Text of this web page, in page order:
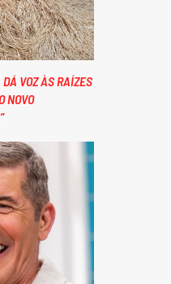
VOZ ÀS RAÍZES
NOVO